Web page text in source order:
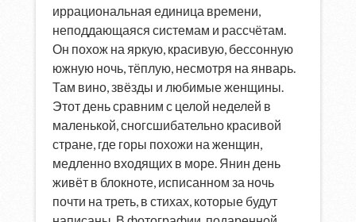
иррациональная единица времени,
неподдающаяся системам и рассчётам.
Он похож на яркую, красивую, бессонную
южную ночь, тёплую, несмотря на январь.
Там вино, звёзды и любимые женщины.
Этот день сравним с целой неделей в
маленькой, сногсшибательно красивой
стране, где горы похожи на женщин,
медленно входящих в море. Янин день
живёт в блокноте, исписанном за ночь
почти на треть, в стихах, которые будут